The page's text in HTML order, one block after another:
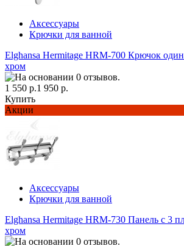
Аксессуары
Крючки для ванной
Elghansa Hermitage HRM-700 Крючок
хром
1 550 р.1 950 р.
Купить
Акции
Аксессуары
Крючки для ванной
Elghansa Hermitage HRM-730 Панель с 3
хром